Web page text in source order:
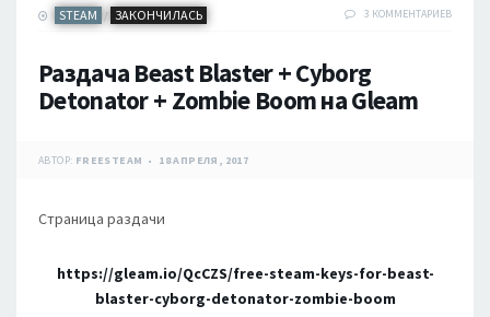
STEAM / ЗАКОНЧИЛАСЬ 3 КОММЕНТАРИЕВ
Раздача Beast Blaster + Cyborg
Detonator + Zombie Boom на Gleam
АВТОР: FREESTEAM 18 АПРЕЛЯ, 2017
Страница раздачи
https://gleam.io/QcCZS/free-steam-keys-for-beast-
blaster-cyborg-detonator-zombie-boom